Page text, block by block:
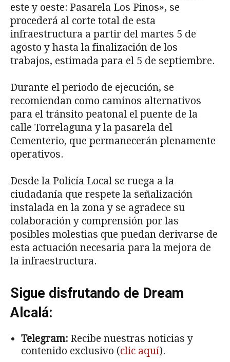
este y oeste: Pasarela Los Pinos», se
procederá al corte total de esta
infraestructura a partir del martes 5 de
agosto y hasta la finalización de los
trabajos, estimada para el 5 de septiembre.
Durante el periodo de ejecución, se
recomiendan como caminos alternativos
para el tránsito peatonal el puente de la
calle Torrelaguna y la pasarela del
Cementerio, que permanecerán plenamente
operativos.
Desde la Policía Local se ruega a la
ciudadanía que respete la señalización
instalada en la zona y se agradece su
colaboración y comprensión por las
posibles molestias que puedan derivarse de
esta actuación necesaria para la mejora de
la infraestructura.
Sigue disfrutando de Dream
Alcalá:
Telegram: Recibe nuestras noticias y
contenido exclusivo (clic aquí).